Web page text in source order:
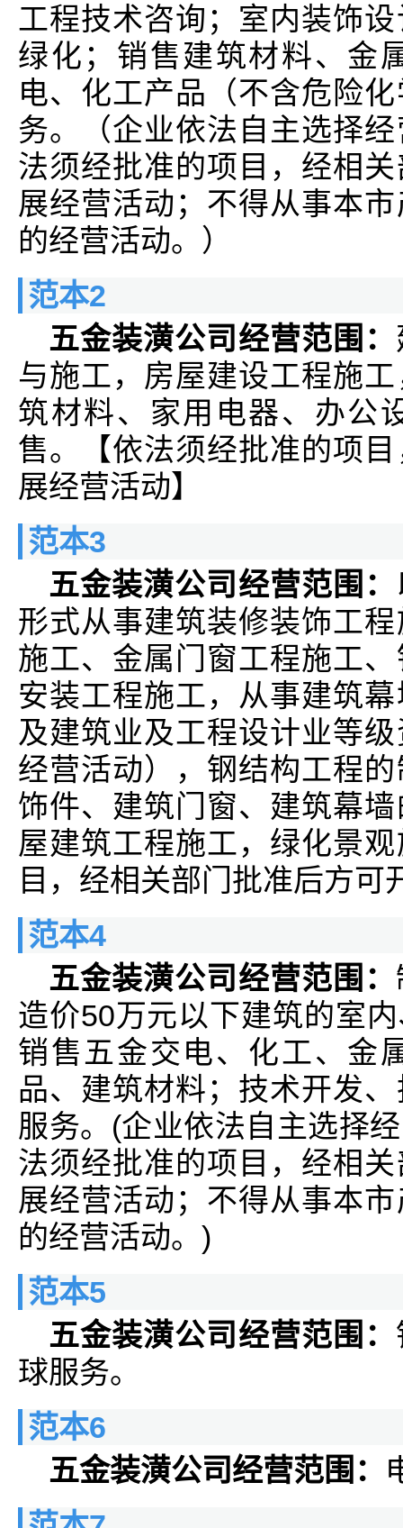
工程技术咨询；室内装饰
绿化；销售建筑材料、金
电、化工产品（不含危险
务。（企业依法自主选择
法须经批准的项目，经相
展经营活动；不得从事本
的经营活动。）
范本2
五金装潢公司经营范围：
与施工，房屋建设工程施
筑材料、家用电器、办公
售。【依法须经批准的项
展经营活动】
范本3
五金装潢公司经营范围：
形式从事建筑装修装饰工
施工、金属门窗工程施工
安装工程施工，从事建筑
及建筑业及工程设计业等
经营活动），钢结构工程
饰件、建筑门窗、建筑幕
屋建筑工程施工，绿化景
目，经相关部门批准后方可
范本4
五金装潢公司经营范围：
造价50万元以下建筑的室
销售五金交电、化工、金
品、建筑材料；技术开发
服务。(企业依法自主选择
法须经批准的项目，经相
展经营活动；不得从事本
的经营活动。)
范本5
五金装潢公司经营范围：
球服务。
范本6
五金装潢公司经营范围：